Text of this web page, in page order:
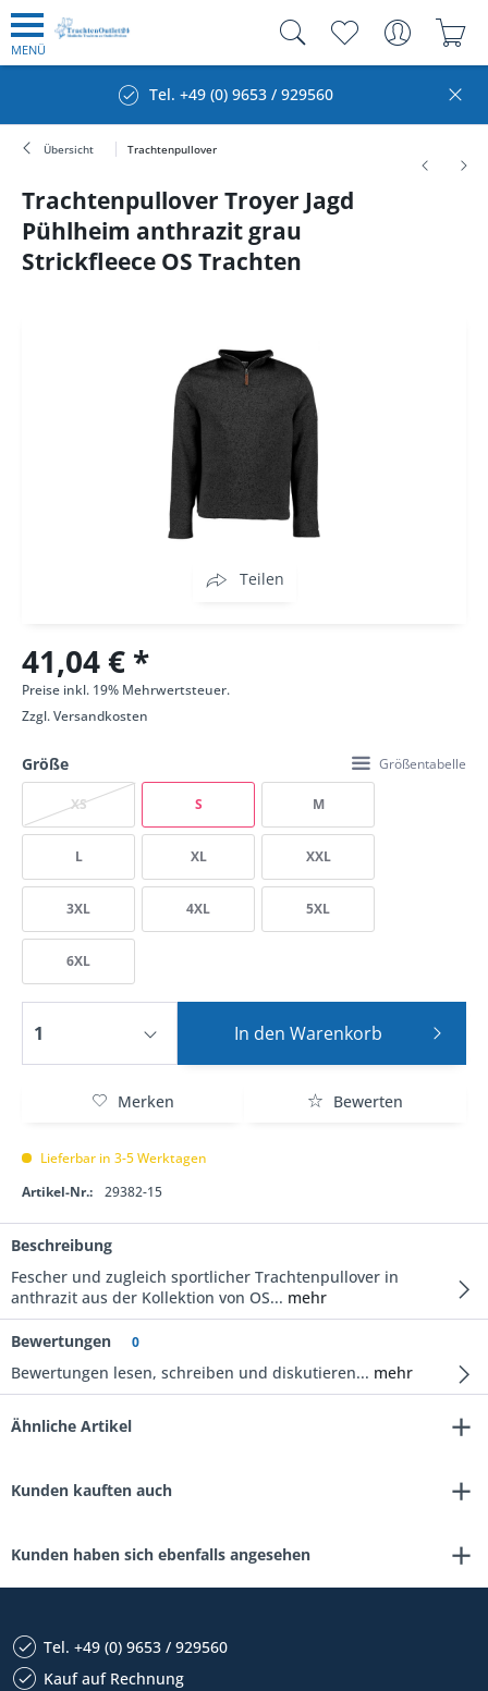
MENÜ
Tel. +49 (0) 9653 / 929560
Übersicht Trachtenpullover
Trachtenpullover Troyer Jagd
Pühlheim anthrazit grau
Strickfleece OS Trachten
Teilen
41,04 € *
Preise inkl. 19% Mehrwertsteuer.
Zzgl.Versandkosten
Größe Größentabelle
XS S M
L XL XXL
3XL 4XL 5XL
6XL
In den Warenkorb
Merken Bewerten
Lieferbar in 3-5 Werktagen
Artikel-Nr.:
29382-15
Beschreibung
Fescher und zugleich sportlicher Trachtenpullover in
anthrazit aus der Kollektion von OS... mehr
Bewertungen 0
Bewertungen lesen, schreiben und diskutieren... mehr
Ähnliche Artikel
Kunden kauften auch
Kunden haben sich ebenfalls angesehen
Tel. +49 (0) 9653 / 929560
Kauf auf Rechnung